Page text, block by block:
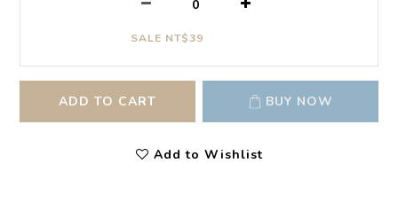
SALE NT$39
ADD TO CART BUY NOW
Add to Wishlist